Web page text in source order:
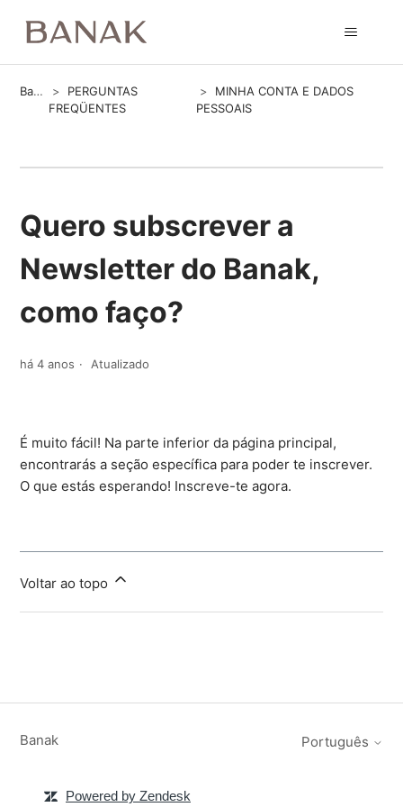
Banak
PERGUNTAS
FREQÜENTES
MINHA CONTA E DADOS
PESSOAIS
Quero subscrever a
Newsletter do Banak,
como faço?
há 4 anos Atualizado
É muito fácil! Na parte inferior da página principal,
encontrarás a seção específica para poder te inscrever.
O que estás esperando! Inscreve-te agora.
Voltar ao topo
Banak Português
Powered by Zendesk